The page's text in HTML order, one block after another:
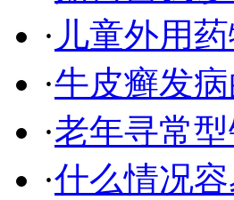
· 儿童外用
·牛皮癣发
·老年寻常
·什么情况